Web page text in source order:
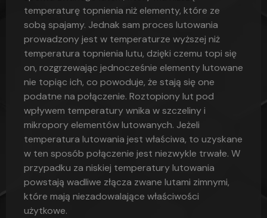
temperaturę topnienia niż elementy, które ze
sobą spajamy. Jednak sam proces lutowania
prowadzony jest w temperaturze wyższej niż
temperatura topnienia lutu, dzięki czemu topi się
on, rozgrzewając jednocześnie elementy lutowane
nie topiąc ich, co powoduje, że stają się one
podatne na połączenie. Roztopiony lut pod
wpływem temperatury wnika w szczeliny i
mikropory elementów lutowanych. Jeżeli
temperatura lutowania jest właściwa, to uzyskane
w ten sposób połączenie jest niezwykle trwałe. W
przypadku za niskiej temperatury lutowania
powstają wadliwe złącza zwane lutami zimnymi,
które mają niezadowalające właściwości
użytkowe.